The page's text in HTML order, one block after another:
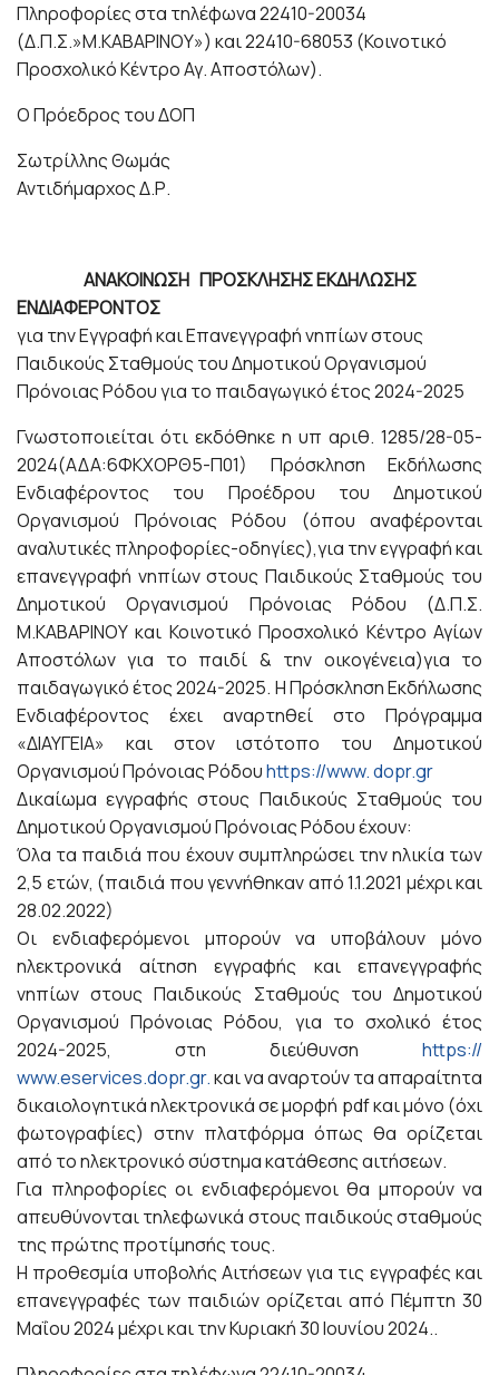
Πληροφορίες στα τηλέφωνα 22410-20034
(Δ.Π.Σ.»Μ.ΚΑΒΑΡΙΝΟΥ») και 22410-68053 (Κοινοτικό
Προσχολικό Κέντρο Αγ. Αποστόλων).
Ο Πρόεδρος του ΔΟΠ
Σωτρίλλης Θωμάς
Αντιδήμαρχος Δ.Ρ.
ΑΝΑΚΟΙΝΩΣΗ ΠΡΟΣΚΛΗΣΗΣ ΕΚΔΗΛΩΣΗΣ
ΕΝΔΙΑΦΕΡΟΝΤΟΣ
για την Εγγραφή και Επανεγγραφή νηπίων στους
Παιδικούς Σταθμούς του Δημοτικού Οργανισμού
Πρόνοιας Ρόδου για το παιδαγωγικό έτος 2024-2025
Γνωστοποιείται ότι εκδόθηκε η υπ αριθ. 1285/28-05-
2024(ΑΔΑ:6ΦΚΧΟΡΘ5-Π01) Πρόσκληση Εκδήλωσης
Ενδιαφέροντος του Προέδρου του Δημοτικού
Οργανισμού Πρόνοιας Ρόδου (όπου αναφέρονται
αναλυτικές πληροφορίες-οδηγίες),για την εγγραφή και
επανεγγραφή νηπίων στους Παιδικούς Σταθμούς του
Δημοτικού Οργανισμού Πρόνοιας Ρόδου (Δ.Π.Σ.
Μ.ΚΑΒΑΡΙΝΟΥ και Κοινοτικό Προσχολικό Κέντρο Αγίων
Αποστόλων για το παιδί & την οικογένεια)για το
παιδαγωγικό έτος 2024-2025. Η Πρόσκληση Εκδήλωσης
Ενδιαφέροντος έχει αναρτηθεί στο Πρόγραμμα
«ΔΙΑΥΓΕΙΑ» και στον ιστότοπο του Δημοτικού
Οργανισμού Πρόνοιας Ρόδουhttps://www. dopr.gr
Δικαίωμα εγγραφής στους Παιδικούς Σταθμούς του
Δημοτικού Οργανισμού Πρόνοιας Ρόδου έχουν:
Όλα τα παιδιά που έχουν συμπληρώσει την ηλικία των
2,5 ετών, (παιδιά που γεννήθηκαν από 1.1.2021 μέχρι και
28.02.2022)
Οι ενδιαφερόμενοι μπορούν να υποβάλουν μόνο
ηλεκτρονικά αίτηση εγγραφής και επανεγγραφής
νηπίων στους Παιδικούς Σταθμούς του Δημοτικού
Οργανισμού Πρόνοιας Ρόδου, για το σχολικό έτος
2024-2025, στη διεύθυνση https://
www.eservices.dopr.gr.και να αναρτούν τα απαραίτητα
δικαιολογητικά ηλεκτρονικά σε μορφή pdf και μόνο (όχι
φωτογραφίες) στην πλατφόρμα όπως θα ορίζεται
από το ηλεκτρονικό σύστημα κατάθεσης αιτήσεων.
Για πληροφορίες οι ενδιαφερόμενοι θα μπορούν να
απευθύνονται τηλεφωνικά στους παιδικούς σταθμούς
της πρώτης προτίμησής τους.
Η προθεσμία υποβολής Αιτήσεων για τις εγγραφές και
επανεγγραφές των παιδιών ορίζεται από Πέμπτη 30
Μαΐου 2024 μέχρι και την Κυριακή 30 Ιουνίου 2024..